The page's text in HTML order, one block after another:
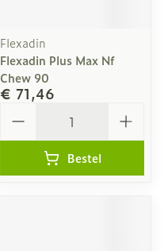
Flexadin
Flexadin Plus Max Nf
Chew 90
€ 71,46
Bestel